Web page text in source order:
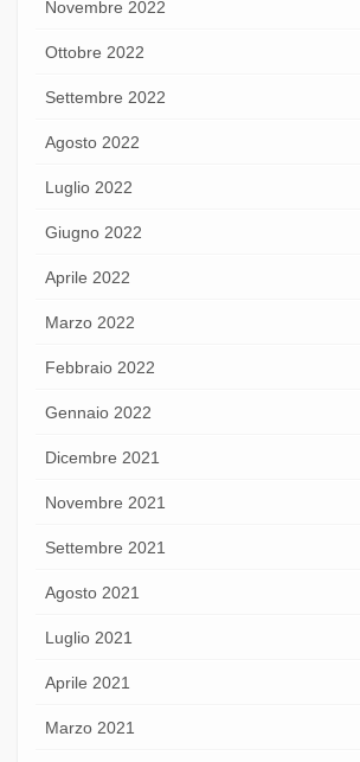
Novembre 2022
Ottobre 2022
Settembre 2022
Agosto 2022
Luglio 2022
Giugno 2022
Aprile 2022
Marzo 2022
Febbraio 2022
Gennaio 2022
Dicembre 2021
Novembre 2021
Settembre 2021
Agosto 2021
Luglio 2021
Aprile 2021
Marzo 2021